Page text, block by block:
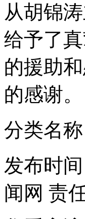
女孩北京地铁殴
无痛分娩是否安
安徽一实载49人
从胡锦
给予了
的援助
的感谢。
分类名称
发布时
闻网 责